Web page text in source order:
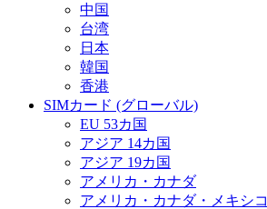
中国
台湾
日本
韓国
香港
SIMカード (グローバル)
EU 53カ国
アジア 14カ国
アジア 19カ国
アメリカ・カナダ
アメリカ・カナダ・メキシコ